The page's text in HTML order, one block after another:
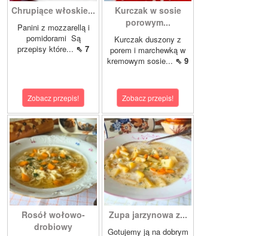
Chrupiące włoskie...
Panini z mozzarellą i
pomidorami Są
przepisy które... ⇖ 7
Zobacz przepis!
Kurczak w sosie
porowym...
Kurczak duszony z
porem i marchewką w
kremowym sosie... ⇖ 9
Zobacz przepis!
Rosół wołowo-
drobiowy
Zupa jarzynowa z...
Gotujemy ją na dobrym